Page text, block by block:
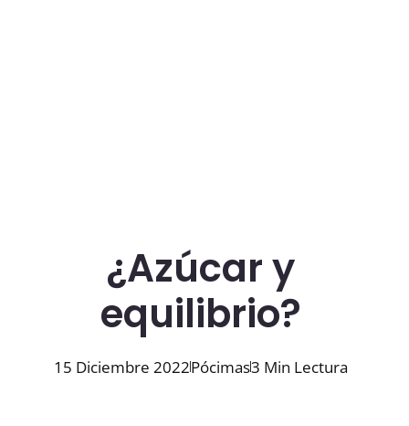
¿Azúcar y
equilibrio?
15 Diciembre 2022Pócimas3 Min Lectura